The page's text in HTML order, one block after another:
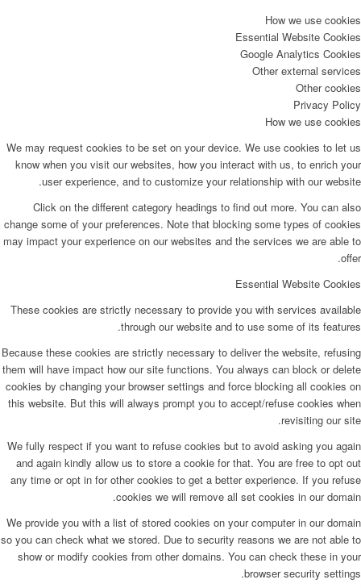
How we use
Essential Website
Google Analytics
Other external
Other
Privacy
How we use
We may request cookies to be set on your device. We use cookies to let
know when you visit our websites, how you interact with us, to enrich
user experience, and to customize your relationship with our
Click on the different category headings to find out more. You can
change some of your preferences. Note that blocking some types of
may impact your experience on our websites and the services we are able
Essential Website
These cookies are strictly necessary to provide you with services
through our website and to use some of its
Because these cookies are strictly necessary to deliver the website,
them will have impact how our site functions. You always can block or
cookies by changing your browser settings and force blocking all cookies
this website. But this will always prompt you to accept/refuse cookies
revisiting our
We fully respect if you want to refuse cookies but to avoid asking you
and again kindly allow us to store a cookie for that. You are free to opt
any time or opt in for other cookies to get a better experience. If you
cookies we will remove all set cookies in our
We provide you with a list of stored cookies on your computer in our
so you can check what we stored. Due to security reasons we are not able
show or modify cookies from other domains. You can check these in
browser security